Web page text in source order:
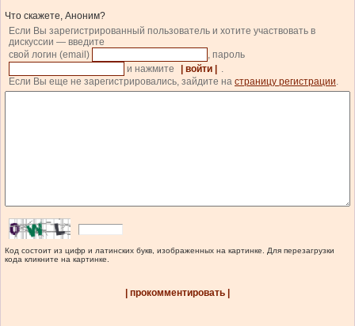
Что скажете, Аноним?
Если Вы зарегистрированный пользователь и хотите участвовать в
дискуссии — введите
свой логин (email)
, пароль
и нажмите
| войти |
.
Если Вы еще не зарегистрировались, зайдите на страницу регистрации.
Код состоит из цифр и латинских букв, изображенных на картинке. Для перезагрузки
кода кликните на картинке.
| прокомментировать |